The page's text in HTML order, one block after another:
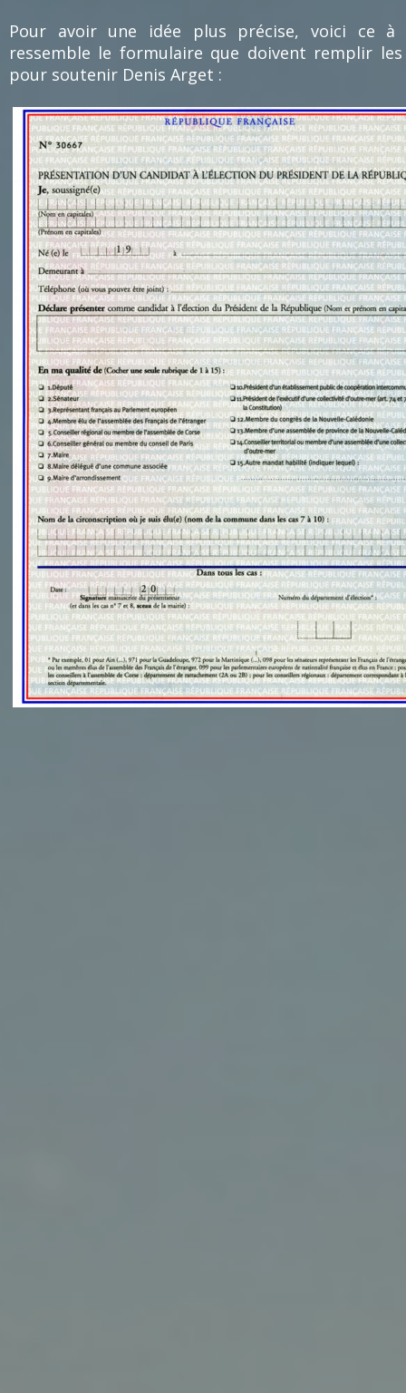
Pour avoir une idée plus précise, voici ce à
ressemble le formulaire que doivent remplir les
pour soutenir Denis Arget :